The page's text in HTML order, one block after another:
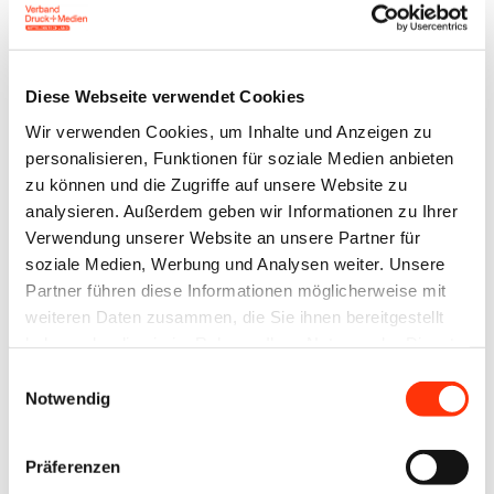
Diese Webseite verwendet Cookies
Wir verwenden Cookies, um Inhalte und Anzeigen zu
personalisieren, Funktionen für soziale Medien anbieten
zu können und die Zugriffe auf unsere Website zu
analysieren. Außerdem geben wir Informationen zu Ihrer
Verwendung unserer Website an unsere Partner für
soziale Medien, Werbung und Analysen weiter. Unsere
Partner führen diese Informationen möglicherweise mit
weiteren Daten zusammen, die Sie ihnen bereitgestellt
Notwendig
Präferenzen
Nachhaltigkeit beim Verband DIE PAPIERINDUSTRIE
e. V. sowie Ulrich Leberle, Raw Materials Director bei
Umsetzungsstand der Verordnung auf deutscher
und europäischer Ebene. Geplant ist, dass
Unternehmen in einem europäischen
Informationssystem Sorgfaltserklärungen
hinterlegen, die bestätigen, dass die Rohstoffe und
Erzeugnisse legal und ohne Waldschädigung
produziert worden sind. Dabei sind Informationen
über das Erzeugerland und die geografische Lage
aller Grundstücke, auf denen die Rohstoffe erzeugt